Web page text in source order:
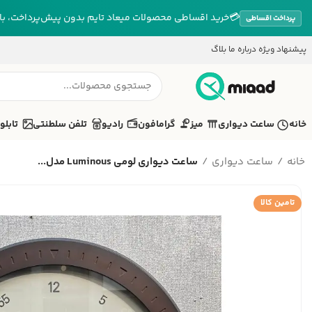
پرداخت اقساطی 💳خرید اقساطی محصولات میعاد تایم بدون پیش‌پرداخت،
پیشنهاد ویژه درباره ما بلاگ
خانه ساعت دیواری میز گرامافون رادیو تلفن سلطنتی تابلو
خانه ساعت دیواری ساعت دیواری لومی Luminous مدل...
تامین کالا